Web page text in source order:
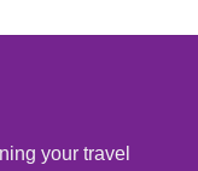
your travel